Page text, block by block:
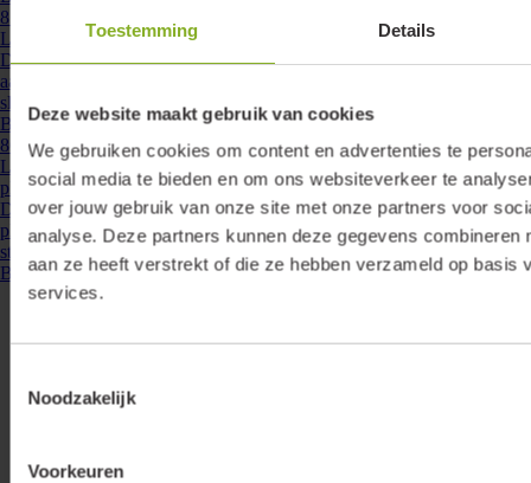
Toestemming Details
Deze website maakt gebruik van cookies
We gebruiken cookies om content en advertenties te
social media te bieden en om ons websiteverkeer te
over jouw gebruik van onze site met onze partners voor
analyse. Deze partners kunnen deze gegevens combineren
aan ze heeft verstrekt of die ze hebben verzameld op basis
services.
Noodzakelijk
Voorkeuren
876804
Led driver constante stroom 700mA 13.3W, 19V, dimbaar, met snoer
Deze dimbare Lumiko led driver is bij uitstek geschikt voor het
aansturen van ledspots welke werken op 700mA. Door de afgeronde,
slanke vormgeving past deze driver ...
Bekijken
860033 - DRV-18W-350-PD-MS
Lumiko led driver constante stroom 350mA, 9-18W, 26-52V, dimbaar
plug and play| 860033
Deze Lumiko LED driver is speciaal ontwikkeld voor het eenvoudig,
plug and play, aansluiten van Lumiko LEDmodules. Door de dubbele
steekcontacten is parallelle ...
Bekijken